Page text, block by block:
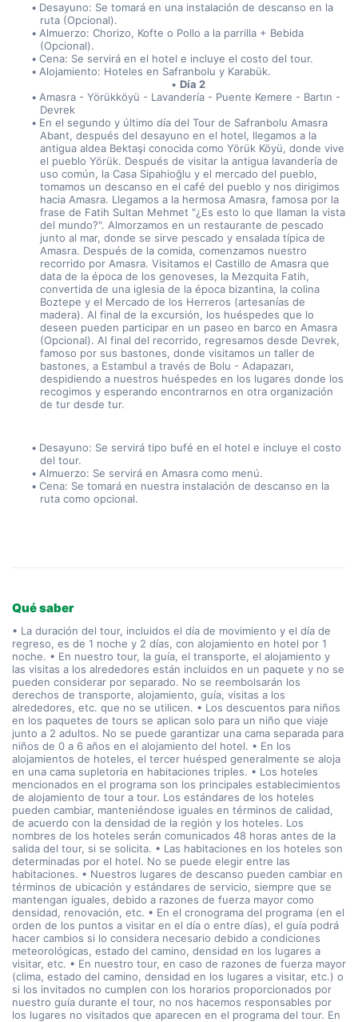
Desayuno: Se tomará en una instalación de descanso en la
ruta (Opcional).
Almuerzo: Chorizo, Kofte o Pollo a la parrilla + Bebida
(Opcional).
Cena: Se servirá en el hotel e incluye el costo del tour.
Alojamiento: Hoteles en Safranbolu y Karabük.
Día 2
Amasra - Yörükköyü - Lavandería - Puente Kemere - Bartın -
Devrek
En el segundo y último día del Tour de Safranbolu Amasra
Abant, después del desayuno en el hotel, llegamos a la
antigua aldea Bektaşi conocida como Yörük Köyü, donde vive
el pueblo Yörük. Después de visitar la antigua lavandería de
uso común, la Casa Sipahioğlu y el mercado del pueblo,
tomamos un descanso en el café del pueblo y nos dirigimos
hacia Amasra. Llegamos a la hermosa Amasra, famosa por la
frase de Fatih Sultan Mehmet "¿Es esto lo que llaman la vista
del mundo?". Almorzamos en un restaurante de pescado
junto al mar, donde se sirve pescado y ensalada típica de
Amasra. Después de la comida, comenzamos nuestro
recorrido por Amasra. Visitamos el Castillo de Amasra que
data de la época de los genoveses, la Mezquita Fatih,
convertida de una iglesia de la época bizantina, la colina
Boztepe y el Mercado de los Herreros (artesanías de
madera). Al final de la excursión, los huéspedes que lo
deseen pueden participar en un paseo en barco en Amasra
(Opcional). Al final del recorrido, regresamos desde Devrek,
famoso por sus bastones, donde visitamos un taller de
bastones, a Estambul a través de Bolu - Adapazarı,
despidiendo a nuestros huéspedes en los lugares donde los
recogimos y esperando encontrarnos en otra organización
de tur desde tur.
Desayuno: Se servirá tipo bufé en el hotel e incluye el costo
del tour.
Almuerzo: Se servirá en Amasra como menú.
Cena: Se tomará en nuestra instalación de descanso en la
ruta como opcional.
Qué saber
• La duración del tour, incluidos el día de movimiento y el día de
regreso, es de 1 noche y 2 días, con alojamiento en hotel por 1
noche. • En nuestro tour, la guía, el transporte, el alojamiento y
las visitas a los alrededores están incluidos en un paquete y no se
pueden considerar por separado. No se reembolsarán los
derechos de transporte, alojamiento, guía, visitas a los
alrededores, etc. que no se utilicen. • Los descuentos para niños
en los paquetes de tours se aplican solo para un niño que viaje
junto a 2 adultos. No se puede garantizar una cama separada para
niños de 0 a 6 años en el alojamiento del hotel. • En los
alojamientos de hoteles, el tercer huésped generalmente se aloja
en una cama supletoria en habitaciones triples. • Los hoteles
mencionados en el programa son los principales establecimientos
de alojamiento de tour a tour. Los estándares de los hoteles
pueden cambiar, manteniéndose iguales en términos de calidad,
de acuerdo con la densidad de la región y los hoteles. Los
nombres de los hoteles serán comunicados 48 horas antes de la
salida del tour, si se solicita. • Las habitaciones en los hoteles son
determinadas por el hotel. No se puede elegir entre las
habitaciones. • Nuestros lugares de descanso pueden cambiar en
términos de ubicación y estándares de servicio, siempre que se
mantengan iguales, debido a razones de fuerza mayor como
densidad, renovación, etc. • En el cronograma del programa (en el
orden de los puntos a visitar en el día o entre días), el guía podrá
hacer cambios si lo considera necesario debido a condiciones
meteorológicas, estado del camino, densidad en los lugares a
visitar, etc. • En nuestro tour, en caso de razones de fuerza mayor
(clima, estado del camino, densidad en los lugares a visitar, etc.) o
si los invitados no cumplen con los horarios proporcionados por
nuestro guía durante el tour, no nos hacemos responsables por
los lugares no visitados que aparecen en el programa del tour. En